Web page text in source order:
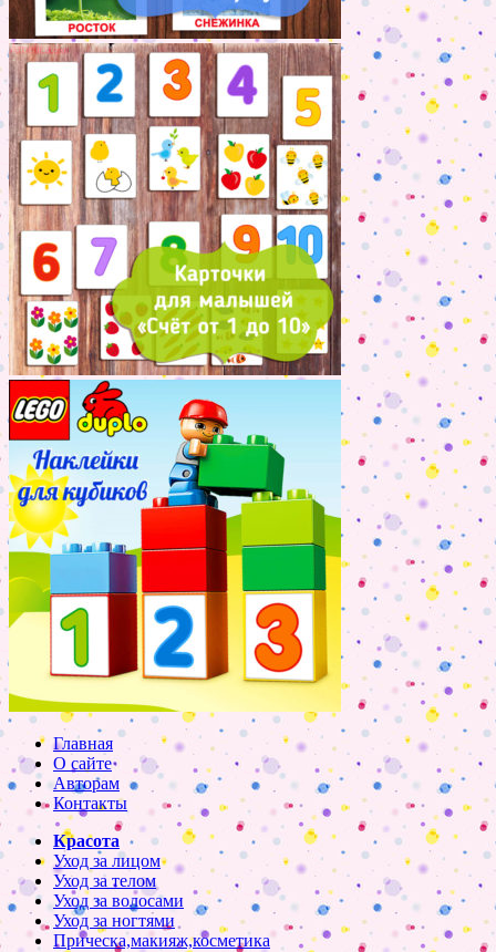
Главная
О сайте
Авторам
Контакты
Красота
Уход за лицом
Уход за телом
Уход за волосами
Уход за ногтями
Прическа,макияж,косметика